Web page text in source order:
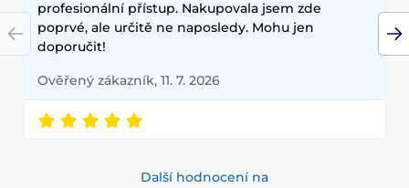
profesionální přístup. Nakupovala jsem zde
poprvé, ale určitě ne naposledy. Mohu jen
doporučit!
Ověřený zákazník, 11. 7. 2026
Další hodnocení na